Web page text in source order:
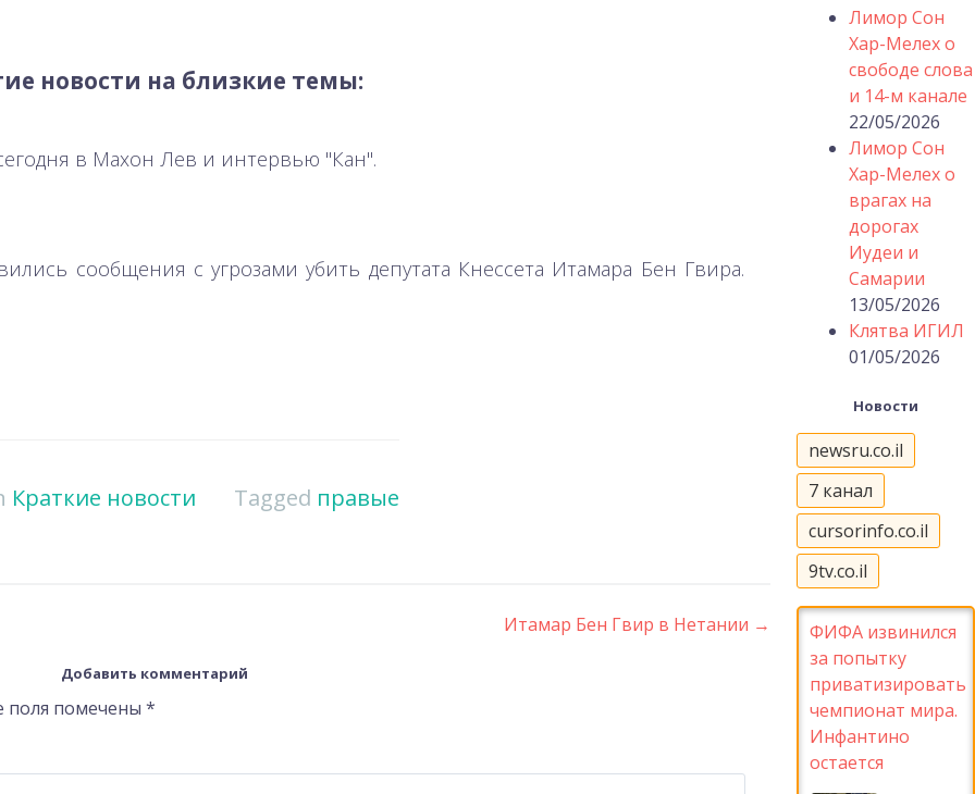
новости на близкие темы:
в Махон Лев и интервью "Кан".
сообщения с угрозами убить депутата Кнессета Итамара Бен Гвира.
Краткие новости Tagged правые
Итамар Бен Гвир в Нетании →
Добавить комментарий
поля помечены *
Лимор Сон
Хар-Мелех о
свободе слова
и 14-м канале
22/05/2026
Лимор Сон
Хар-Мелех о
врагах на
дорогах
Иудеи и
Самарии
13/05/2026
Клятва ИГИЛ
01/05/2026
Новости
newsru.co.il
7 канал
cursorinfo.co.il
9tv.co.il
ФИФА извинился
за попытку
приватизировать
чемпионат мира.
Инфантино
остается